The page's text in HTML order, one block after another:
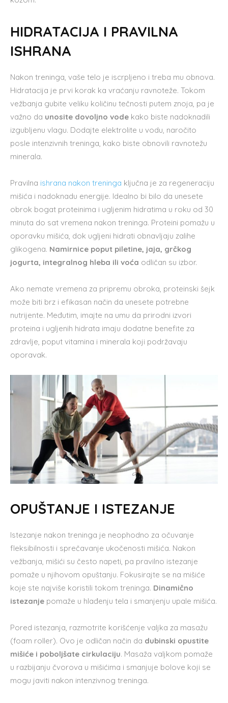
HIDRATACIJA I PRAVILNA
ISHRANA
Nakon treninga, vaše telo je iscrpljeno i treba mu obnova.
Hidratacija je prvi korak ka vraćanju ravnoteže. Tokom
vežbanja gubite veliku količinu tečnosti putem znoja, pa je
važno da unosite dovoljno vode kako biste nadoknadili
izgubljenu vlagu. Dodajte elektrolite u vodu, naročito
posle intenzivnih treninga, kako biste obnovili ravnotežu
minerala.
Pravilna ishrana nakon treninga ključna je za regeneraciju
mišića i nadoknadu energije. Idealno bi bilo da unesete
obrok bogat proteinima i ugljenim hidratima u roku od 30
minuta do sat vremena nakon treninga. Proteini pomažu u
oporavku mišića, dok ugljeni hidrati obnavljaju zalihe
glikogena. Namirnice poput piletine, jaja, grčkog
jogurta, integralnog hleba ili voća odličan su izbor.
Ako nemate vremena za pripremu obroka, proteinski šejk
može biti brz i efikasan način da unesete potrebne
nutrijente. Međutim, imajte na umu da prirodni izvori
proteina i ugljenih hidrata imaju dodatne benefite za
zdravlje, poput vitamina i minerala koji podržavaju
oporavak.
OPUŠTANJE I ISTEZANJE
Istezanje nakon treninga je neophodno za očuvanje
fleksibilnosti i sprečavanje ukočenosti mišića. Nakon
vežbanja, mišići su često napeti, pa pravilno istezanje
pomaže u njihovom opuštanju. Fokusirajte se na mišiće
koje ste najviše koristili tokom treninga. Dinamično
istezanje pomaže u hlađenju tela i smanjenju upale mišića.
Pored istezanja, razmotrite korišćenje valjka za masažu
(foam roller). Ovo je odličan način da dubinski opustite
mišiće i poboljšate cirkulaciju. Masaža valjkom pomaže
u razbijanju čvorova u mišićima i smanjuje bolove koji se
mogu javiti nakon intenzivnog treninga.